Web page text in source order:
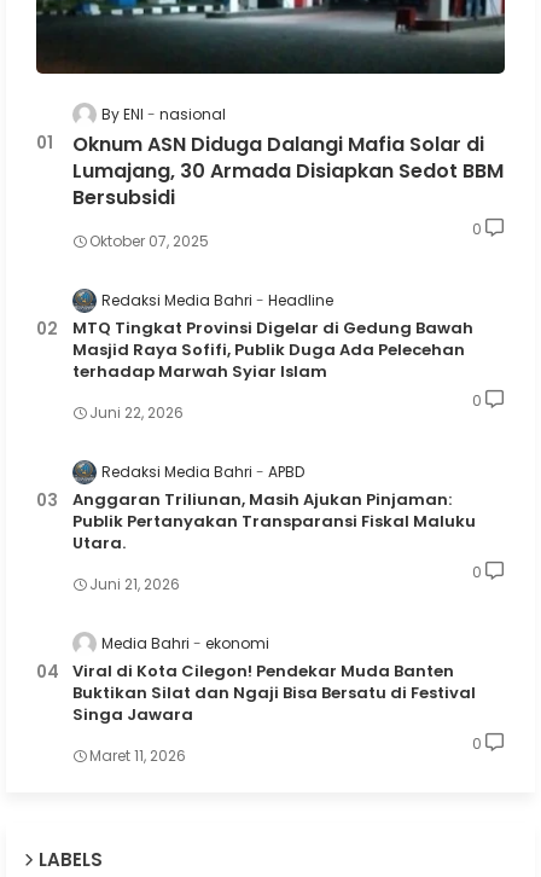
By ENI nasional
Oknum ASN Diduga Dalangi Mafia Solar di
Lumajang, 30 Armada Disiapkan Sedot BBM
Bersubsidi
Oktober 07, 2025
0
Redaksi Media Bahri Headline
MTQ Tingkat Provinsi Digelar di Gedung Bawah
Masjid Raya Sofifi, Publik Duga Ada Pelecehan
terhadap Marwah Syiar Islam
Juni 22, 2026
0
Redaksi Media Bahri APBD
Anggaran Triliunan, Masih Ajukan Pinjaman:
Publik Pertanyakan Transparansi Fiskal Maluku
Utara.
Juni 21, 2026
0
Media Bahri ekonomi
Viral di Kota Cilegon! Pendekar Muda Banten
Buktikan Silat dan Ngaji Bisa Bersatu di Festival
Singa Jawara
Maret 11, 2026
0
LABELS